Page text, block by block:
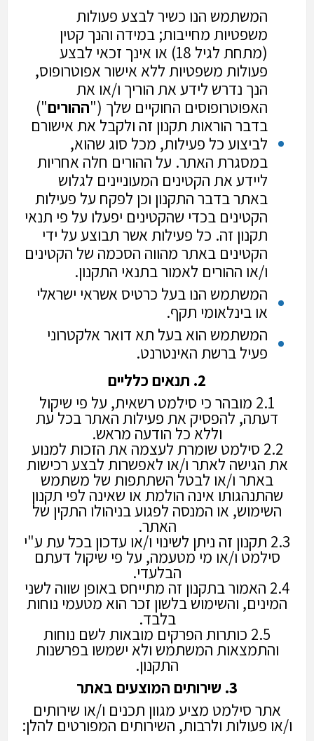
המשתמש הנו כשיר לבצע פעולות
משפטיות מחייבות; במידה והנך קטין
(מתחת לגיל 18) או אינך זכאי לבצע
פעולות משפטיות ללא אישור אפוטרופוס,
הנך נדרש לידע את הוריך ו/או את
האפוטרופוסים החוקיים שלך ("ההורים")
בדבר הוראות תקנון זה ולקבל את אישורם
לביצוע כל פעילות, מכל סוג שהוא,
במסגרת האתר. על ההורים חלה אחריות
ליידע את הקטינים המעוניינים לגלוש
באתר בדבר התקנון וכן לפקח על פעילות
הקטינים בכדי שהקטינים יפעלו על פי תנאי
תקנון זה. כל פעילות אשר תבוצע על ידי
הקטינים באתר מהווה הסכמה של הקטינים
ו/או ההורים לאמור בתנאי התקנון.
המשתמש הנו בעל כרטיס אשראי ישראלי
או בינלאומי תקף.
המשתמש הוא בעל תא דואר אלקטרוני
פעיל ברשת האינטרנט.
2. תנאים כלליים
2.1 מובהר כי סילמט רשאית, על פי שיקול
דעתה, להפסיק את פעילות האתר בכל עת
וללא כל הודעה מראש.
2.2 סילמט שומרת לעצמה את הזכות למנוע
את הגישה לאתר ו/או לאפשרות לבצע רכישות
באתר ו/או לבטל השתתפות של משתמש
שהתנהגותו אינה הולמת או שאינה לפי תקנון
השימוש, או המנסה לפגוע בניהולו התקין של
האתר.
2.3 תקנון זה ניתן לשינוי ו/או עדכון בכל עת ע"י
סילמט ו/או מי מטעמה, על פי שיקול דעתם
הבלעדי.
2.4 האמור בתקנון זה מתייחס באופן שווה לשני
המינים, והשימוש בלשון זכר הוא מטעמי נוחות
בלבד.
2.5 כותרות הפרקים מובאות לשם נוחות
והתמצאות המשתמש ולא ישמשו בפרשנות
התקנון.
3. שירותים המוצעים באתר
אתר סילמט מציע מגוון תכנים ו/או שירותים
ו/או פעולות ולרבות, השירותים המפורטים להלן: